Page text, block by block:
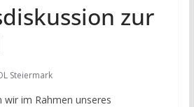
zur
Steiermark
wir im Rahmen unseres